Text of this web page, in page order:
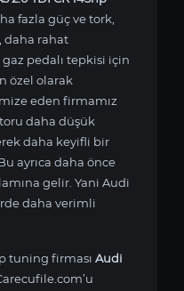
fazla güç ve tork,
daha rahat
pedalı tepkisi için
özel olarak
eden firmamız
daha düşük
daha keyifli bir
ayrıca daha önce
gelir. Yani Audi
daha verimli
tuning firması Audi